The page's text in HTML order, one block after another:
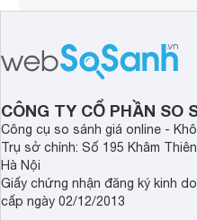
CÔNG TY CỔ PHẦN SO
Công cụ so sánh giá online -
Trụ sở chính: Số 195 Khâm
Hà Nội
Giấy chứng nhận đăng ký kinh
cấp ngày 02/12/2013